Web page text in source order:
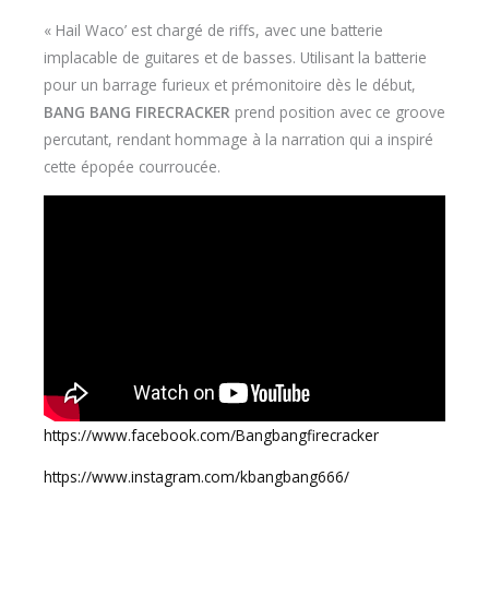
« Hail Waco’ est chargé de riffs, avec une batterie
implacable de guitares et de basses. Utilisant la batterie
pour un barrage furieux et prémonitoire dès le début,
BANG BANG FIRECRACKER prend position avec ce groove
percutant, rendant hommage à la narration qui a inspiré
cette épopée courroucée.
https://www.facebook.com/Bangbangfirecracker
https://www.instagram.com/kbangbang666/